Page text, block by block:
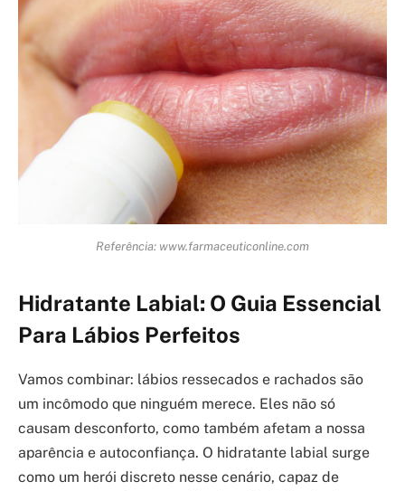
Referência: www.farmaceuticonline.com
Hidratante Labial: O Guia Essencial
Para Lábios Perfeitos
Vamos combinar: lábios ressecados e rachados são
um incômodo que ninguém merece. Eles não só
causam desconforto, como também afetam a nossa
aparência e autoconfiança. O hidratante labial surge
como um herói discreto nesse cenário, capaz de